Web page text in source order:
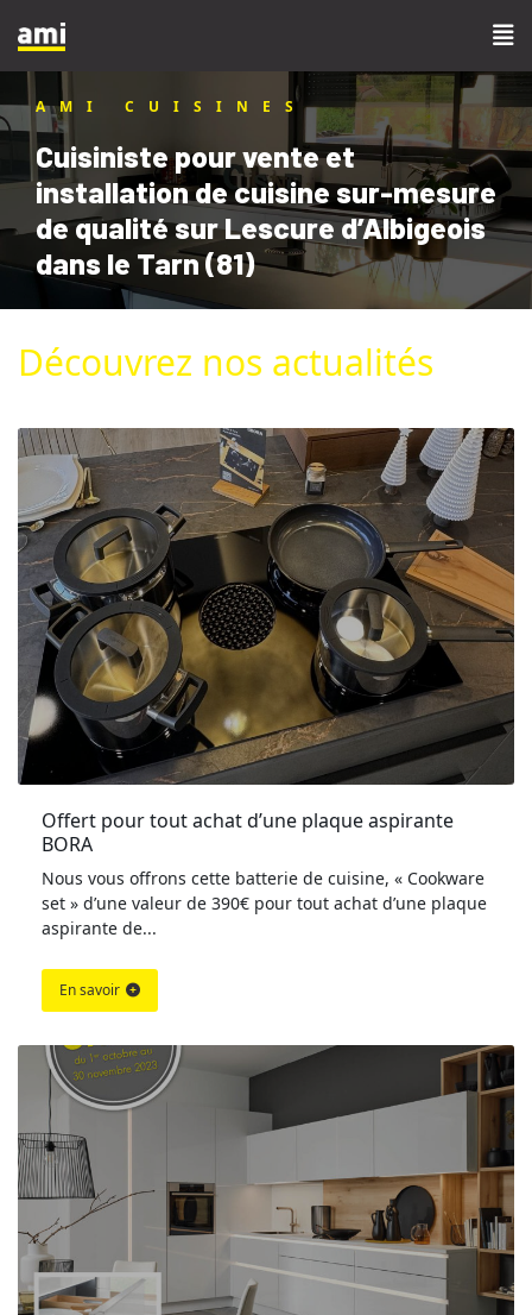
AMI CUISINES
Cuisiniste pour vente et
installation de cuisine sur-mesure
de qualité sur Lescure d’Albigeois
dans le Tarn (81)
Découvrez nos actualités
Offert pour tout achat d’une plaque aspirante
BORA
Nous vous offrons cette batterie de cuisine, « Cookware
set » d’une valeur de 390€ pour tout achat d’une plaque
aspirante de...
En savoir